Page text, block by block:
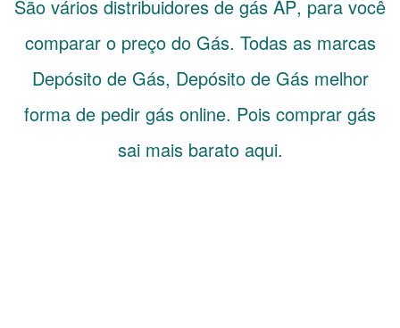
São vários distribuidores de gás AP, para você
comparar o preço do Gás. Todas as marcas
Depósito de Gás, Depósito de Gás melhor
forma de pedir gás online. Pois comprar gás
sai mais barato aqui.